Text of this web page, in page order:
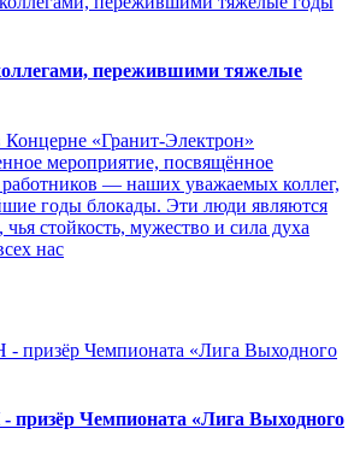
пережившими тяжелые
Концерне «Гранит-Электрон»
мероприятие, посвящённое
— наших уважаемых коллег,
годы блокады. Эти люди являются
стойкость, мужество и сила духа
нас
Чемпионата «Лига Выходного